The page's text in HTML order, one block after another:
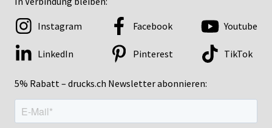
5% Rabatt – drucks.ch Newsletter abonnieren:
Instagram Facebook Youtube
LinkedIn Pinterest TikTok